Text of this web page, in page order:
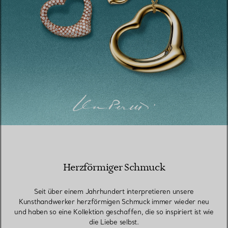
Herzförmiger Schmuck
Seit über einem Jahrhundert interpretieren unsere
Kunsthandwerker herzförmigen Schmuck immer wieder neu
und haben so eine Kollektion geschaffen, die so inspiriert ist wie
die Liebe selbst.